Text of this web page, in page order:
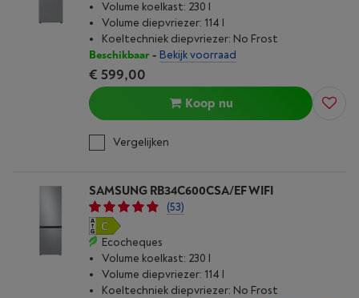
Volume koelkast: 230 l
Volume diepvriezer: 114 l
Koeltechniek diepvriezer: No Frost
Beschikbaar- Bekijk voorraad
€ 599,00
Koop nu
Vergelijken
SAMSUNG RB34C600CSA/EF WIFI
(53)
Ecocheques
Volume koelkast: 230 l
Volume diepvriezer: 114 l
Koeltechniek diepvriezer: No Frost